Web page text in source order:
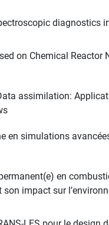
diagnostics
on Chemical Reactor
assimilation:
en simulations
en
impact sur